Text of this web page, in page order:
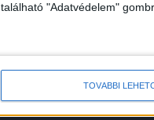
található "Adatvédelem"
TOVÁBBI